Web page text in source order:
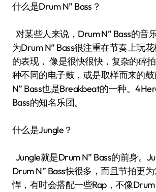
什么是Drum N” Bass？
对某些人来说，Drum N” Bass的音
为Drum N” Bass很注重在节奏上玩
的表现， 像是很快很快，复杂的碎
种不同的电子鼓，或是取样而来的
N” Bass也是Breakbeat的一种。
Bass的知名乐团。
什么是Jungle？
Jungle就是Drum N” Bass的前身。
Drum N” Bass快很多，而且节拍更
悍，有时会搭配一些Rap，不像Drum